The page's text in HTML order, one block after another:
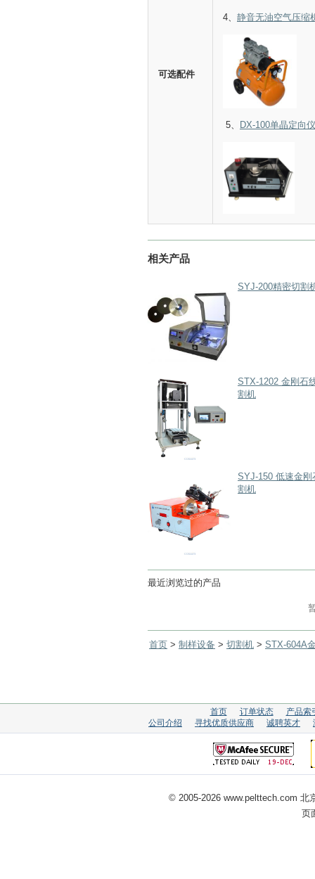
可选配件
4、 静音无油空气压缩
5、 DX-100单晶定向仪
相关产品
SYJ-200精密切割
STX-1202 金刚石
割机
SYJ-150 低速金刚
割机
最近浏览过的产品
首页 > 制样设备 > 切割机 > STX-604A
首页 订单状态
产品索
公司介绍
寻找优质供应商 诚聘英才
© 2005-2026 www.pelttech.com 北
页